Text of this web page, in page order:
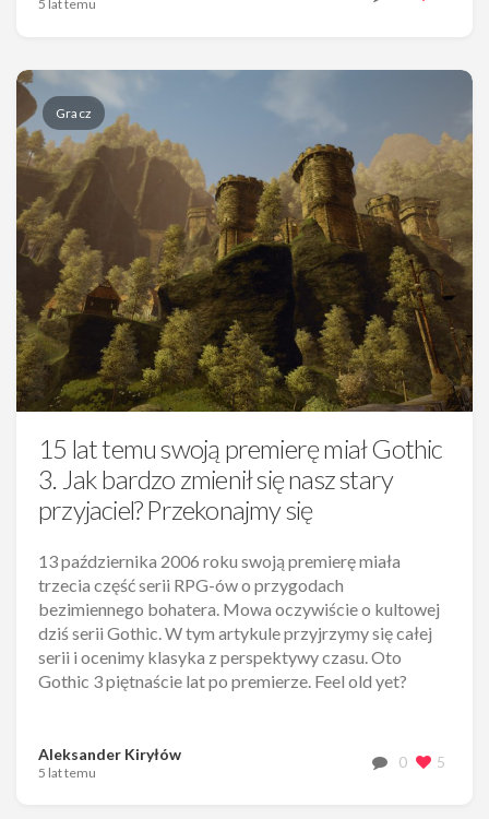
5 lat temu
Gracz
15 lat temu swoją premierę miał Gothic
3. Jak bardzo zmienił się nasz stary
przyjaciel? Przekonajmy się
13 października 2006 roku swoją premierę miała
trzecia część serii RPG-ów o przygodach
bezimiennego bohatera. Mowa oczywiście o kultowej
dziś serii Gothic. W tym artykule przyjrzymy się całej
serii i ocenimy klasyka z perspektywy czasu. Oto
Gothic 3 piętnaście lat po premierze. Feel old yet?
Aleksander Kiryłów
5 lat temu
0 5